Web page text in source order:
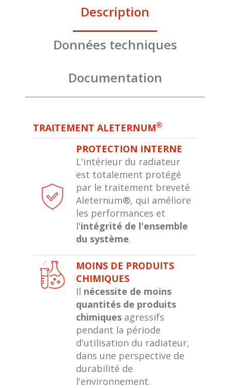
Description
Données techniques
Documentation
TRAITEMENT ALETERNUM®
PROTECTION INTERNE
L'intérieur du radiateur
est totalement protégé
par le traitement breveté
Aleternum®, qui améliore
les performances et
l'intégrité de l'ensemble
du système.
MOINS DE PRODUITS
CHIMIQUES
Il nécessite de moins
quantités de produits
chimiques agressifs
pendant la période
d'utilisation du radiateur,
dans une perspective de
durabilité de
l'environnement.